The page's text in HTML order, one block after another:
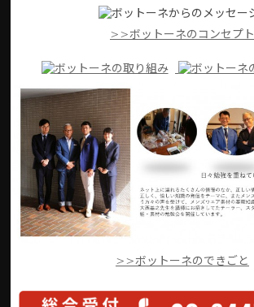
>>ボットーネのコンセプト
>>ボットーネのできごと